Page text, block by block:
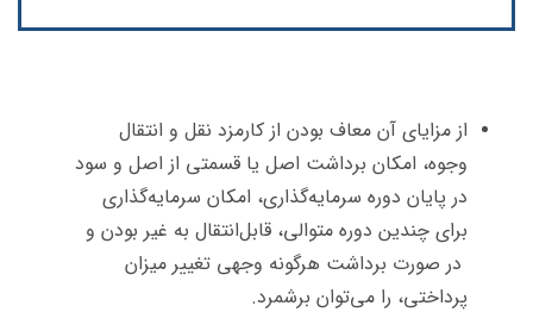
از مزایای آن معاف بودن از کارمزد نقل‌ و انتقال
وجوه، امکان برداشت اصل یا قسمتی از اصل و سود
در پایان دوره سرمایه‌گذاری، امکان سرمایه‌گذاری
برای چندین دوره متوالی، قابل‌انتقال به غیر بودن و
در صورت برداشت هرگونه وجهی تغییر میزان
پرداختی، را می‌توان برشمرد.